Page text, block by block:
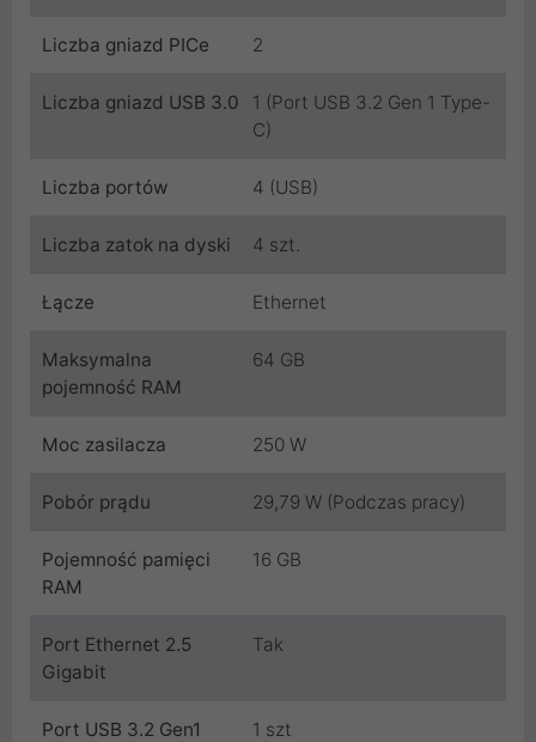
Liczba gniazd PICe 2
Liczba gniazd USB 3.0
1 (Port USB 3.2 Gen 1 Type-
C)
Liczba portów 4 (USB)
Liczba zatok na dyski 4 szt.
Łącze Ethernet
Maksymalna
pojemność RAM
64 GB
Moc zasilacza 250 W
Pobór prądu 29,79 W (Podczas pracy)
Pojemność pamięci
RAM
16 GB
Port Ethernet 2.5
Gigabit
Tak
Port USB 3.2 Gen1 1 szt